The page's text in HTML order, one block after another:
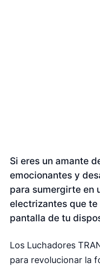
Si eres un amante
emocionantes y
para sumergirte en
electrizantes que
pantalla de tu
Los Luchadores
para revolucionar la